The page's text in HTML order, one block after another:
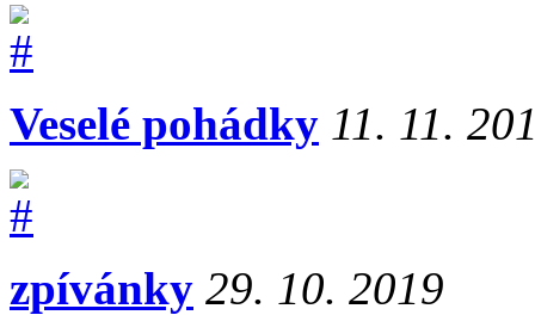
Veselé pohádky 11. 11.
zpívánky 29. 10. 2019